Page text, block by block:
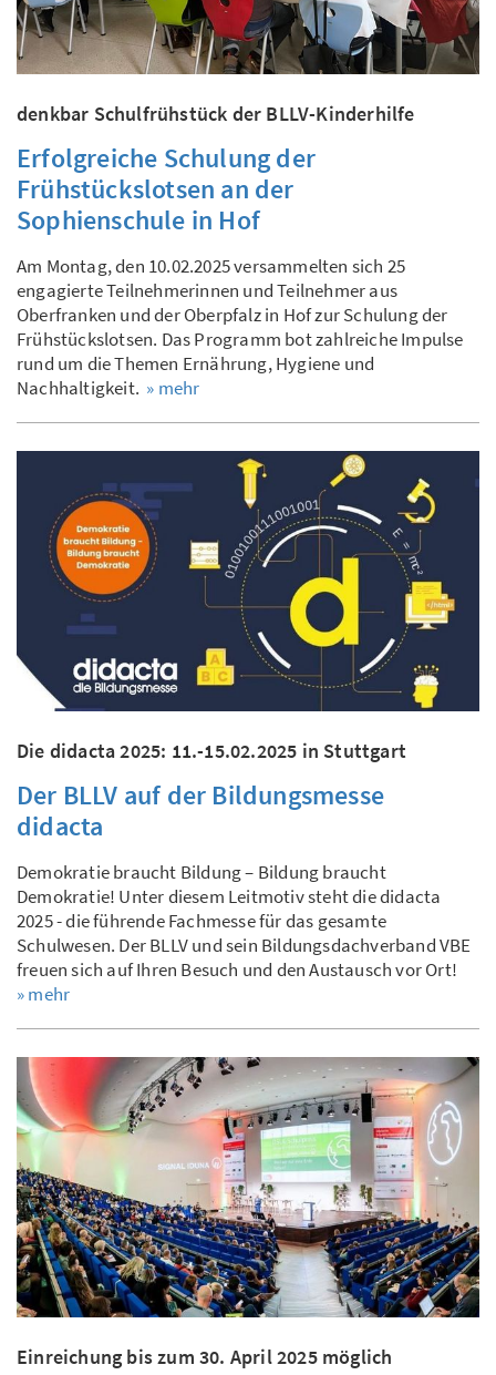
denkbar Schulfrühstück der BLLV-Kinderhilfe
Erfolgreiche Schulung der
Frühstückslotsen an der
Sophienschule in Hof
Am Montag, den 10.02.2025 versammelten sich 25
engagierte Teilnehmerinnen und Teilnehmer aus
Oberfranken und der Oberpfalz in Hof zur Schulung der
Frühstückslotsen. Das Programm bot zahlreiche Impulse
rund um die Themen Ernährung, Hygiene und
Nachhaltigkeit. » mehr
Die didacta 2025: 11.-15.02.2025 in Stuttgart
Der BLLV auf der Bildungsmesse
didacta
Demokratie braucht Bildung – Bildung braucht
Demokratie! Unter diesem Leitmotiv steht die didacta
2025 - die führende Fachmesse für das gesamte
Schulwesen. Der BLLV und sein Bildungsdachverband VBE
freuen sich auf Ihren Besuch und den Austausch vor Ort!
» mehr
Einreichung bis zum 30. April 2025 möglich